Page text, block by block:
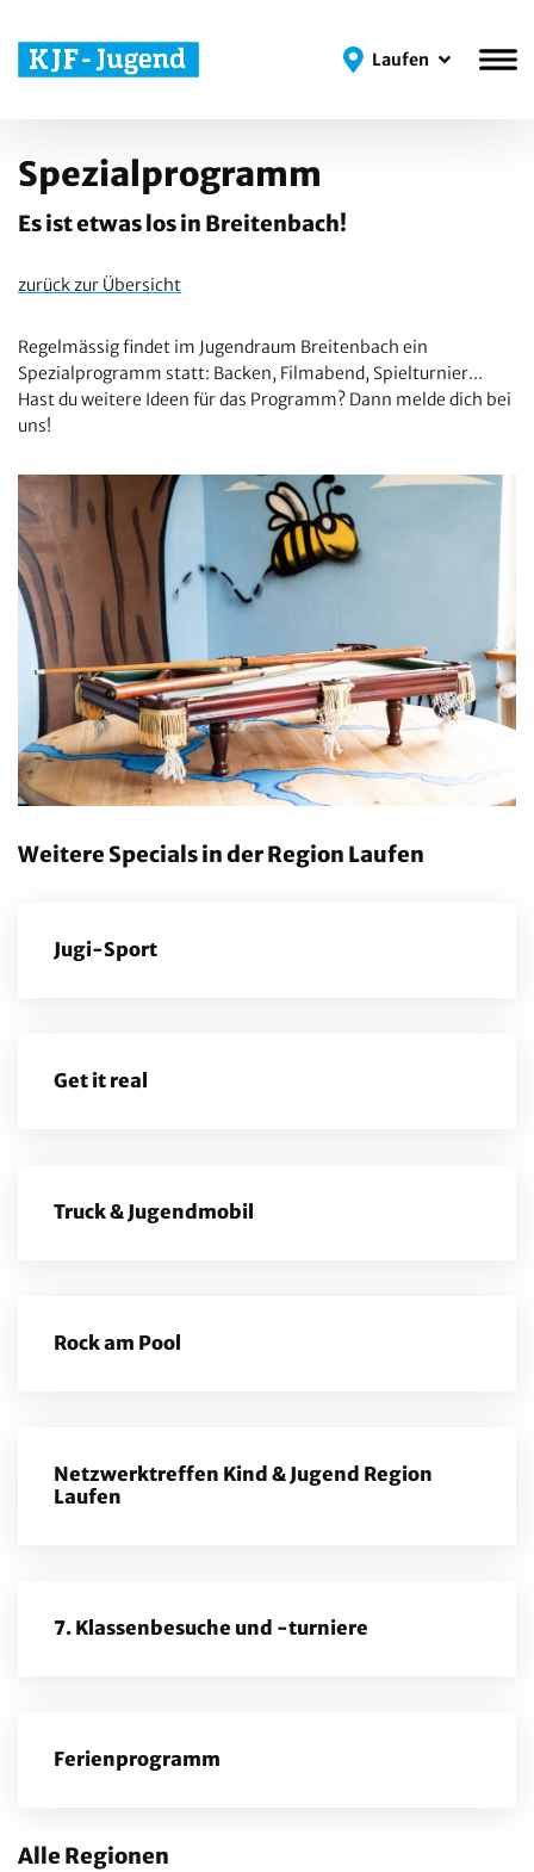
Laufen
Laufen
Spezialprogramm
Es ist etwas los in Breitenbach!
zurück zur Übersicht
Regelmässig findet im Jugendraum Breitenbach ein
Spezialprogramm statt: Backen, Filmabend, Spielturnier...
Hast du weitere Ideen für das Programm? Dann melde dich bei
uns!
Weitere Specials in der Region Laufen
Jugi-Sport
Get it real
Truck & Jugendmobil
Rock am Pool
Netzwerktreffen Kind & Jugend Region
Laufen
7. Klassenbesuche und -turniere
Ferienprogramm
Alle Regionen